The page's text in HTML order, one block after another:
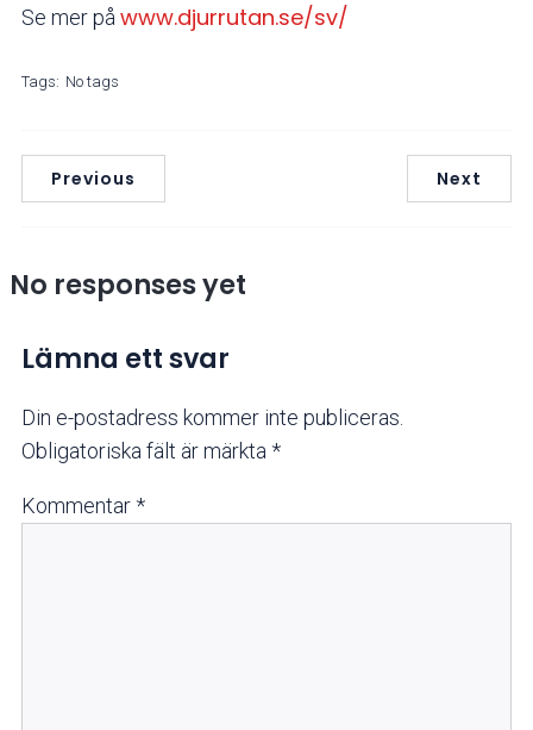
Se mer på www.djurrutan.se/sv/
Tags: No tags
Previous Next
No responses yet
Lämna ett svar
Din e-postadress kommer inte publiceras.
Obligatoriska fält är märkta *
Kommentar*